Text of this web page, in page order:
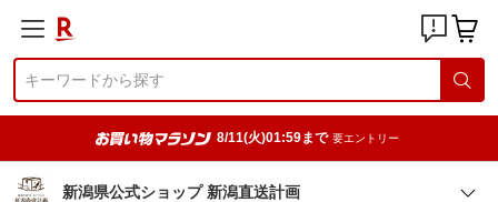
8/11(火)01:59まで 要エントリー
新潟県公式ショップ 新潟直送計画